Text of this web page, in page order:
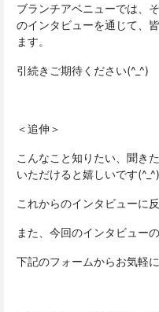
ブランチアベニューでは、
のインタビューを通じて、
ます。
引続きご期待ください(^_^)
＜追伸＞
こんなこと知りたい、聞き
いただけると嬉しいです(^_^)
これからのインタビューに
また、今回のインタビュー
下記のフォームからお気軽